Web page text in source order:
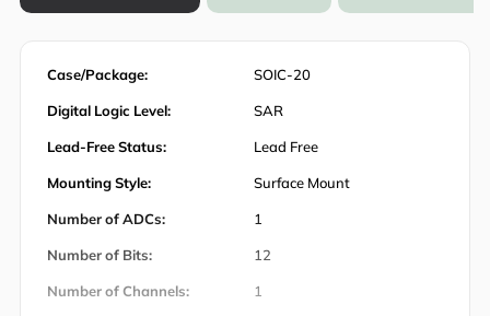
Case/Package: SOIC-20
Digital Logic Level: SAR
Lead-Free Status: Lead Free
Mounting Style: Surface Mount
Number of ADCs: 1
Number of Bits: 12
Number of Channels: 1